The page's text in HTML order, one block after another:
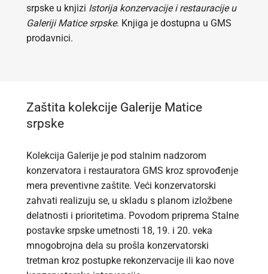
srpske u knjizi Istorija konzervacije i restauracije u
Galeriji Matice srpske. Knjiga je dostupna u GMS
prodavnici.
Zaštita kolekcije Galerije Matice
srpske
Kolekcija Galerije je pod stalnim nadzorom
konzervatora i restauratora GMS kroz sprovođenje
mera preventivne zaštite. Veći konzervatorski
zahvati realizuju se, u skladu s planom izložbene
delatnosti i prioritetima. Povodom priprema Stalne
postavke srpske umetnosti 18, 19. i 20. veka
mnogobrojna dela su prošla konzervatorski
tretman kroz postupke rekonzervacije ili kao nove